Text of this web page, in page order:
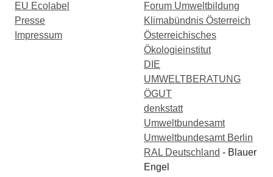
EU Ecolabel
Presse
Impressum
Forum Umweltbildung
Klimabündnis Österreich
Österreichisches
Ökologieinstitut
DIE
UMWELTBERATUNG
ÖGUT
denkstatt
Umweltbundesamt
Umweltbundesamt Berlin
RAL Deutschland - Blauer
Engel